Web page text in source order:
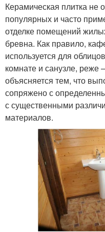
Керамическая плитка не
популярных и часто
отделке помещений
бревна. Как правило,
используется для
комнате и санузле,
объясняется тем, что
сопряжено с
с существенными
материалов.